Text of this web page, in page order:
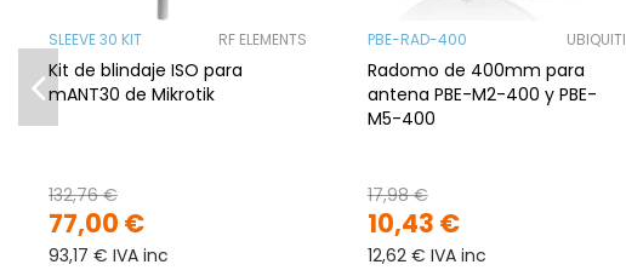
SLEEVE 30 KIT RF ELEMENTS
Kit de blindaje ISO para
mANT30 de Mikrotik
77,00 €
132,76 €
93,17 € IVA inc
PBE-RAD-400 UBIQUITI
Radomo de 400mm para
antena PBE-M2-400 y PBE-
M5-400
10,43 €
17,98 €
12,62 € IVA inc